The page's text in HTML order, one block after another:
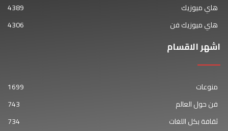
هاي ميوزيك
4389
هاي ميوزيك فن
4306
اشهر الاقسام
منوعات
1699
فن حول العالم
743
ثقافة بكل اللغات
734